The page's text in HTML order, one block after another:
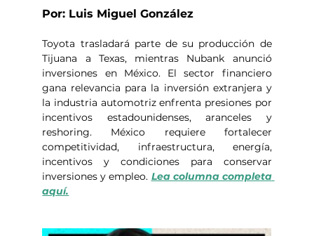
Por: Luis Miguel González
Toyota trasladará parte de su producción de
Tijuana a Texas, mientras Nubank anunció
inversiones en México. El sector financiero
gana relevancia para la inversión extranjera y
la industria automotriz enfrenta presiones por
incentivos estadounidenses, aranceles y
reshoring. México requiere fortalecer
competitividad, infraestructura, energía,
incentivos y condiciones para conservar
inversiones y empleo. Lea columna completa
aquí.